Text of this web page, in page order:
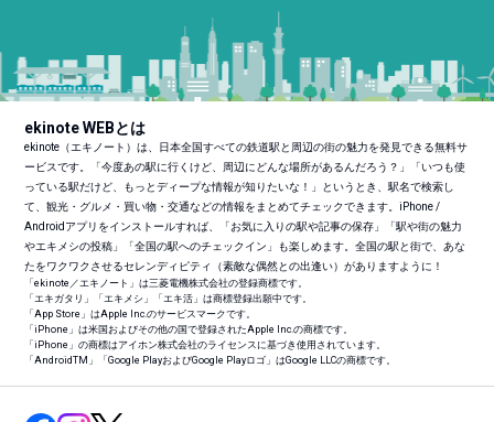
ekinote WEBとは
ekinote（エキノート）は、日本全国すべての鉄道駅と周辺の街の魅力を発見できる無料サ
ービスです。「今度あの駅に行くけど、周辺にどんな場所があるんだろう？」「いつも使
っている駅だけど、もっとディープな情報が知りたいな！」というとき、駅名で検索し
て、観光・グルメ・買い物・交通などの情報をまとめてチェックできます。iPhone /
Androidアプリをインストールすれば、「お気に入りの駅や記事の保存」「駅や街の魅力
やエキメシの投稿」「全国の駅へのチェックイン」も楽しめます。全国の駅と街で、あな
たをワクワクさせるセレンディピティ（素敵な偶然との出逢い）がありますように！
「ekinote／エキノート」は三菱電機株式会社の登録商標です。
「エキガタリ」「エキメシ」「エキ活」は商標登録出願中です。
「App Store」はApple Inc.のサービスマークです。
「iPhone」は米国およびその他の国で登録されたApple Inc.の商標です。
「iPhone」の商標はアイホン株式会社のライセンスに基づき使用されています。
「AndroidTM 」「Google PlayおよびGoogle Playロゴ」はGoogle LLCの商標です。